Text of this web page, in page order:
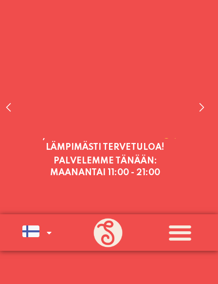
PALVELEMME TÄNÄÄN:
MAANANTAI 11:00 - 21:00
PALVELEMME PÄIVITTÄIN (MA-SU
AVOINNA VIIKONLOPPUISIN (PE-
SU) ELOKUUN LOPPUUN ASTI
LÄMPIMÄSTI TERVETULOA!